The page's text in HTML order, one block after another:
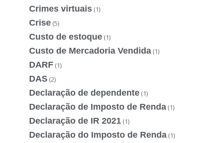
Crimes virtuais (1)
Crise (5)
Custo de estoque (1)
Custo de Mercadoria Vendida (1)
DARF (1)
DAS (2)
Declaração de dependente (1)
Declaração de Imposto de Renda (1)
Declaração de IR 2021 (1)
Declaração do Imposto de Renda (1)